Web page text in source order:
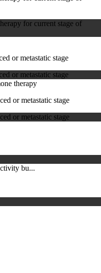
for current stage of
or metastatic stage
or metastatic stage
therapy
or metastatic stage
or metastatic stage
bu...